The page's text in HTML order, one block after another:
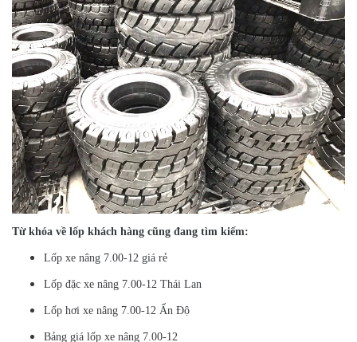
Từ khóa về lốp khách hàng cũng đang tìm kiếm:
Lốp xe nâng 7.00-12 giá rẻ
Lốp đặc xe nâng 7.00-12 Thái Lan
Lốp hơi xe nâng 7.00-12 Ấn Độ
Bảng giá lốp xe nâng 7.00-12